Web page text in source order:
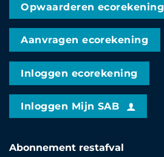
Opwaarderen ecorekening
Aanvragen ecorekening
Inloggen ecorekening
Inloggen Mijn SAB
Abonnement restafval